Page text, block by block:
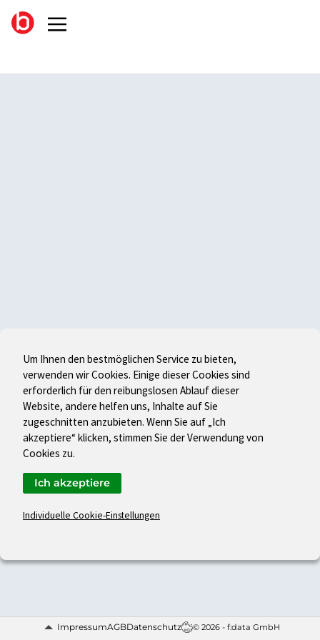
ImpressumAGBDatenschutz © 2026 - f:data GmbH
Um Ihnen den bestmöglichen Service zu bieten,
verwenden wir Cookies. Einige dieser Cookies sind
erforderlich für den reibungslosen Ablauf dieser
Website, andere helfen uns, Inhalte auf Sie
zugeschnitten anzubieten. Wenn Sie auf „Ich
akzeptiere“ klicken, stimmen Sie der Verwendung von
Cookies zu.
Individuelle Cookie-Einstellungen
Ich akzeptiere